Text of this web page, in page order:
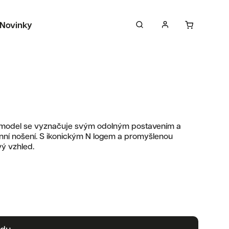
Novinky Sběratelské předměty Péče o tenisky
se vyznačuje svým odolným postavením a
nošení. S ikonickým N logem a promyšlenou
vzhled.